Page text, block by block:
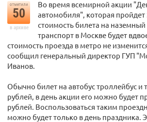
отметили
50
в архиве
Во время всемирной акции
автомобиля", которая пройдет
стоимость билета на
транспорт в Москве будет
стоимость проезда в метро не
сообщил генеральный директор ГУП
Иванов.
Обычно билет на автобус троллейбус и
рублей, в день акции его можно будет
рублей. Воспользоваться таким
можно будет только в день праздника.